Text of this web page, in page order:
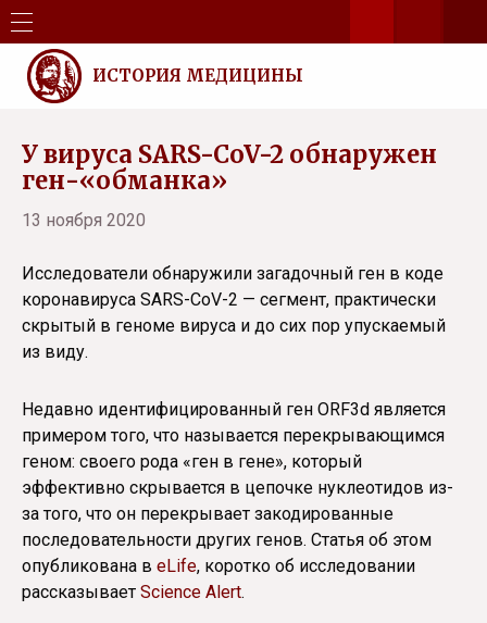
ИСТОРИЯ МЕДИЦИНЫ
У вируса SARS-CoV-2 обнаружен
ген-«обманка»
13 ноября 2020
Исследователи обнаружили загадочный ген в коде
коронавируса SARS-CoV-2 — сегмент, практически
скрытый в геноме вируса и до сих пор упускаемый
из виду.
Недавно идентифицированный ген ORF3d является
примером того, что называется перекрывающимся
геном: своего рода «ген в гене», который
эффективно скрывается в цепочке нуклеотидов из-
за того, что он перекрывает закодированные
последовательности других генов. Статья об этом
опубликована в eLife, коротко об исследовании
рассказывает Science Alert.